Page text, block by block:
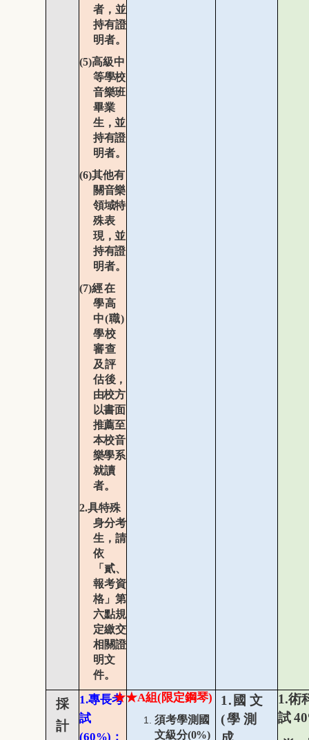
者，並
持有證
明者。
(5)高級中
等學校
音樂班
畢業
生，並
持有證
明者。
(6)其他有
關音樂
領域特
殊表
現，並
持有證
明者。
(7)經在
學高
中(職)
學校
審查
及評
估後，
由校方
以書面
推薦至
本校音
樂學系
就讀
者。
2.具特殊
身分考
生，請
依
「貳、
報考資
格」第
六點規
定繳交
相關證
明文
件。
採
計
1.專長考
試
(60%) ：
★★A組(限定鋼琴)
須考學測國
文級分(0%)
1. 國 文
(學 測
1.術
試